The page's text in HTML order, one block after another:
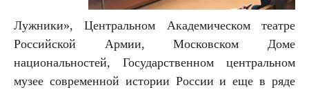
Лужники», Центральном Академическом театре
Российской Армии, Московском Доме
национальностей, Государственном центральном
музее современной истории России и еще в ряде